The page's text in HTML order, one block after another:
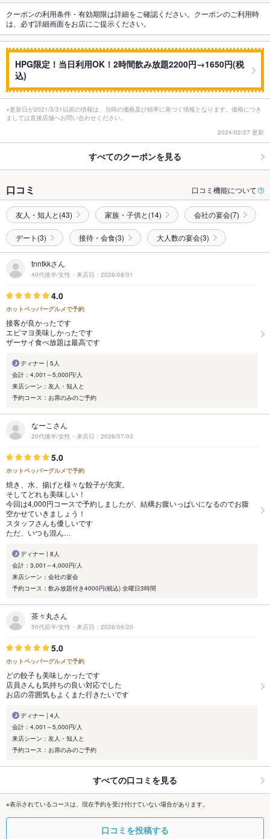
クーポンの利用条件・有効期限は詳細をご確認ください。クーポンのご利用時
は、必ず詳細画面をお店にご提示ください。
HPG限定！当日利用OK！2時間飲み放題2200円→1650円(税
込)
※更新日が2021/3/31以前の情報は、当時の価格及び税率に基づく情報となります。価格につき
ましては直接店舗へお問い合わせください。
2024/02/27 更新
すべてのクーポンを見る
口コミ 口コミ機能について
友人・知人と(43) 家族・子供と(14) 会社の宴会(7)
デート(3) 接待・会食(3) 大人数の宴会(3)
tnntkkさん
40代後半/女性・来店日：2026/08/01
4.0
ホットペッパーグルメで予約
接客が良かったです
エビマヨ美味しかったです
ザーサイ食べ放題は最高です
ディナー | 5人
会計：4,001～5,000円/人
来店シーン：友人・知人と
予約コース：お席のみのご予約
なーこさん
20代後半/女性・来店日：2026/07/03
5.0
ホットペッパーグルメで予約
焼き、水、揚げと様々な餃子が充実。
そしてどれも美味しい！
今回は4,000円コースで予約しましたが、結構お腹いっぱいになるのでお腹
空かせていきましょう！
スタッフさんも優しいです
ただ、いつも混ん…
ディナー | 8人
会計：3,001～4,000円/人
来店シーン：会社の宴会
予約コース：飲み放題付き4000円(税込) 全曜日3時間
茶々丸さん
50代前半/女性・来店日：2026/06/20
5.0
ホットペッパーグルメで予約
どの餃子も美味しかったです
店員さんも気持ちの良い対応でした
お店の雰囲気もよくまた行きたいです
ディナー | 4人
会計：4,001～5,000円/人
来店シーン：友人・知人と
予約コース：お席のみのご予約
すべての口コミを見る
※表示されているコースは、現在予約を受け付けていない場合があります。
口コミを投稿する